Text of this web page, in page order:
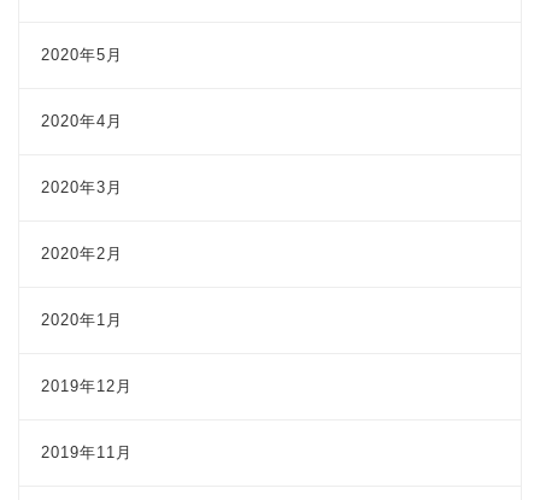
2020年5月
2020年4月
2020年3月
2020年2月
2020年1月
2019年12月
2019年11月